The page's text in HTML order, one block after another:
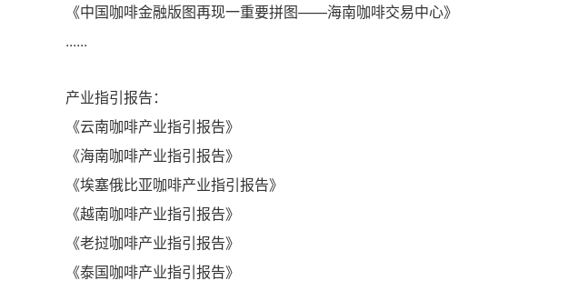
《中国咖啡金融版图再现一重要拼图——海南咖啡交易中心》
......
产业指引报告：
《云南咖啡产业指引报告》
《海南咖啡产业指引报告》
《埃塞俄比亚咖啡产业指引报告》
《越南咖啡产业指引报告》
《老挝咖啡产业指引报告》
《泰国咖啡产业指引报告》